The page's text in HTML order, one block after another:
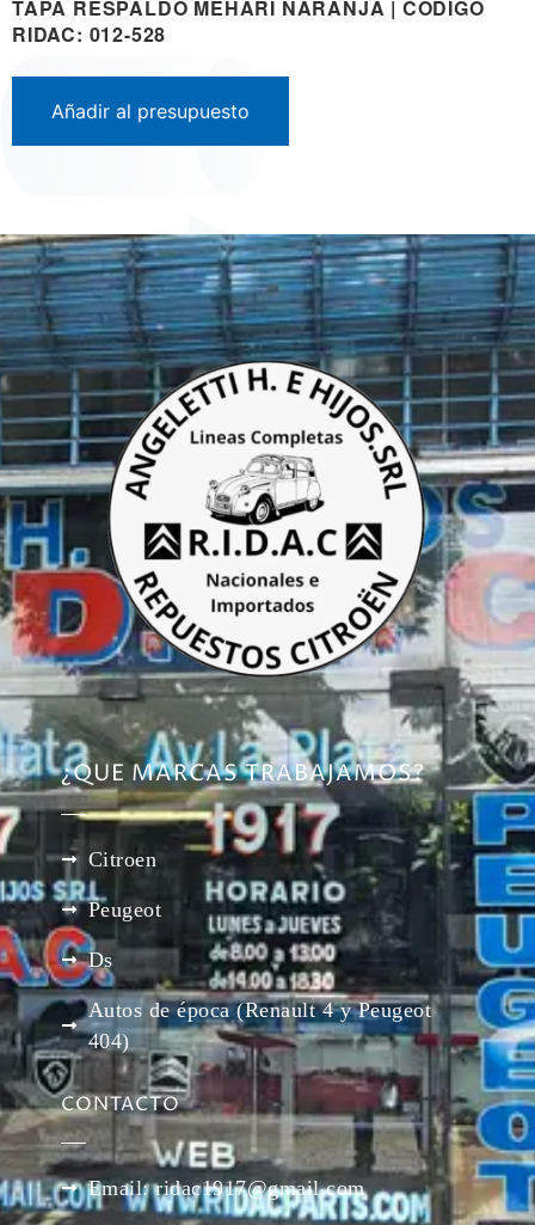
TAPA RESPALDO MEHARI NARANJA | CODIGO
RIDAC: 012-528
Añadir al presupuesto
¿QUE MARCAS TRABAJAMOS?
Citroen
Peugeot
Ds
Autos de época (Renault 4 y Peugeot
404)
CONTACTO
Email: ridac1917@gmail.com